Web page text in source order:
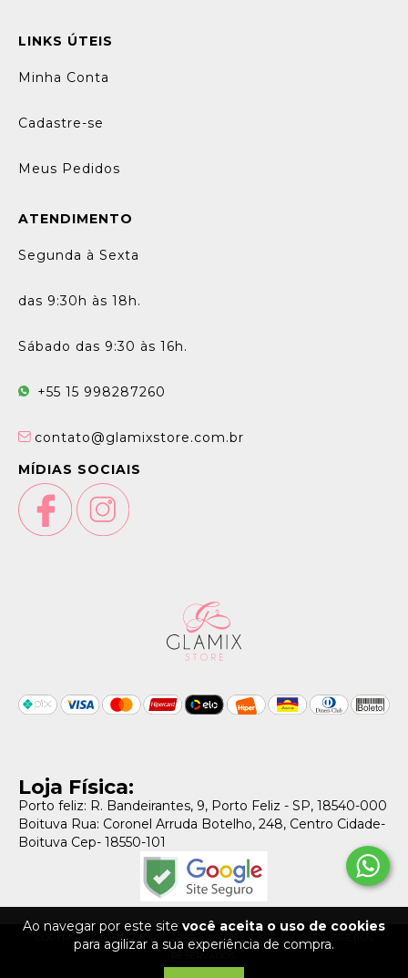
Ao navegar por este site você aceita o uso de cookies
para agilizar a sua experiência de compra.
LINKS ÚTEIS
Minha Conta
Cadastre-se
Meus Pedidos
ATENDIMENTO
Segunda à Sexta
das 9:30h às 18h.
Sábado das 9:30 às 16h.
+55 15 998287260
contato@glamixstore.com.br
MÍDIAS SOCIAIS
Loja Física:
Porto feliz: R. Bandeirantes, 9, Porto Feliz - SP, 18540-000
Boituva Rua: Coronel Arruda Botelho, 248, Centro Cidade-
Boituva Cep- 18550-101
COPYRIGHT GLAMIX STORE - 22566645000129 - 2026. TODOS OS DIREITOS
RESERVADOS.